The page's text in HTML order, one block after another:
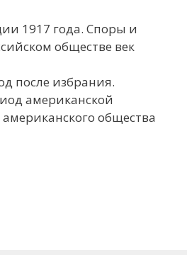
1917 года. Споры и
обществе век
после избрания.
американской
общества